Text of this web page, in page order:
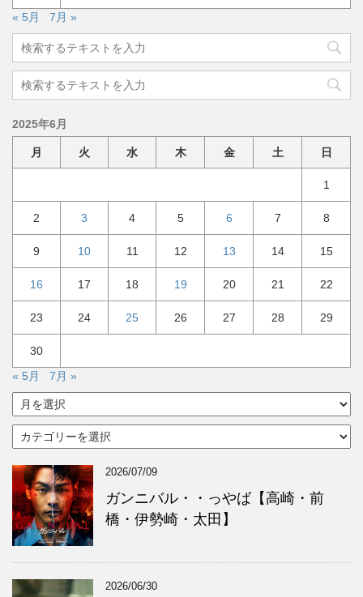
« 5月
7月 »
2025年6月
月 火 水 木 金 土 日
1
2 3 4 5 6 7 8
9 10 11 12 13 14 15
16 17 18 19 20 21 22
23 24 25 26 27 28 29
30
« 5月
7月 »
ー
イ
ブ
テ
ゴ
ー
2026/07/09
ガンニバル・・っやば【高崎・前
橋・伊勢崎・太田】
2026/06/30